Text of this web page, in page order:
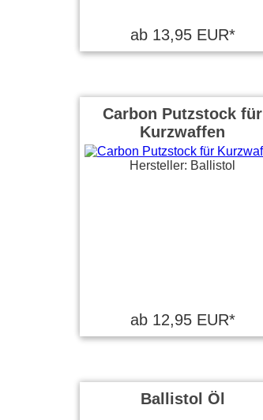
ab 13,95 EUR*
Carbon Putzstock für
Kurzwaffen
Hersteller: Ballistol
ab 12,95 EUR*
Ballistol Öl